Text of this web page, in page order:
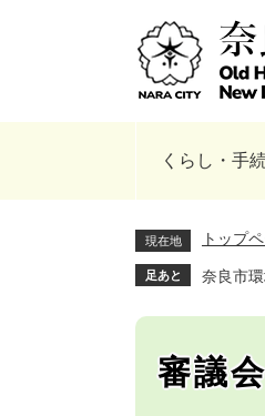
くらし・手
現在地 トップ
足あと 奈良市
審議